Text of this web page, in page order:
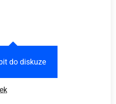
do diskuze